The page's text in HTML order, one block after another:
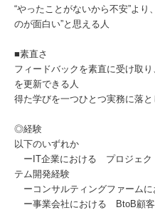
“やったことがないから不安”よ
のが面白い”と思える人
■素直さ
フィードバックを素直に受け取
を更新できる人​
得た学びを一つひとつ実務に落
◎経験
以下のいずれか​
ーIT企業における プロジェ
テム開発経験​
ーコンサルティングファーム
ー事業会社における BtoB顧客